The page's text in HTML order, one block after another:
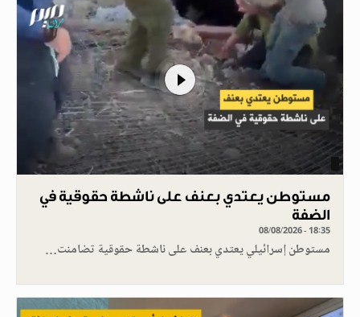
مستوطن يعتدي بعنف على ناشطة حقوقية في
الضفة
08/08/2026 - 18:35
مستوطن إسرائيلي يعتدي بعنف على ناشطة حقوقية تضامنت…